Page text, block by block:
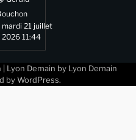
mardi 21 juillet
2026 11:44
| Lyon Demain by Lyon Demain
byWordPress.